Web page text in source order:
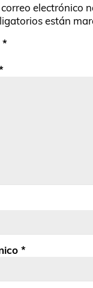
electrónico
están
*
*